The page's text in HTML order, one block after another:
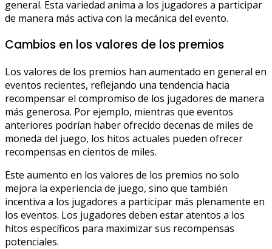
general. Esta variedad anima a los jugadores a participar
de manera más activa con la mecánica del evento.
Cambios en los valores de los premios
Los valores de los premios han aumentado en general en
eventos recientes, reflejando una tendencia hacia
recompensar el compromiso de los jugadores de manera
más generosa. Por ejemplo, mientras que eventos
anteriores podrían haber ofrecido decenas de miles de
moneda del juego, los hitos actuales pueden ofrecer
recompensas en cientos de miles.
Este aumento en los valores de los premios no solo
mejora la experiencia de juego, sino que también
incentiva a los jugadores a participar más plenamente en
los eventos. Los jugadores deben estar atentos a los
hitos específicos para maximizar sus recompensas
potenciales.